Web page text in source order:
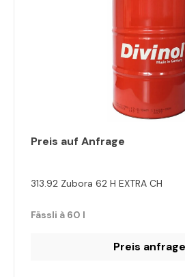
Preis auf Anfrage
313.92 Zubora 62 H EXTRA CH
Fässli à 60 l
Preis